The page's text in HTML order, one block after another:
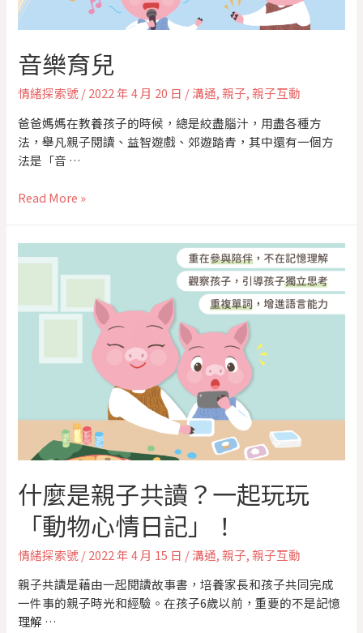
音樂育兒
情緒探索號/2022 年 4 月 20 日 /溝通,親子,親子互動
爸爸媽媽在教養孩子的時候，總是絞盡腦汁，用盡各種方
法，舉凡親子閱讀、益智遊戲、郊遊踏青，其中還有一個方
法是「音 …
Read More »
什麼是親子共讀？一起玩玩
「動物心情日記」！
情緒探索號/2022 年 4 月 15 日 /溝通,親子,親子互動
親子共讀是藉由一起閱讀故事書，培養家長和孩子共同完成
一件事的親子時光和經驗。在孩子6歲以前，重要的不是記憶
理解 …